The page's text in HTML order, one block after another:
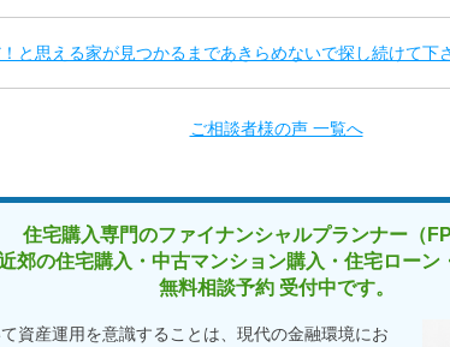
と思える家が見つかるまであきらめないで探し続けて下
ご相談者様の声 一覧へ
住宅購入専門のファイナンシャルプランナー（
郊の住宅購入・中古マンション購入・住宅ローン
無料相談予約 受付中です。
資産運用を意識することは、現代の金融環境にお